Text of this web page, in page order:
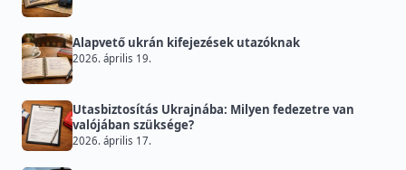
Alapvető ukrán kifejezések utazóknak
2026. április 19.
Utasbiztosítás Ukrajnába: Milyen fedezetre van
valójában szüksége?
2026. április 17.